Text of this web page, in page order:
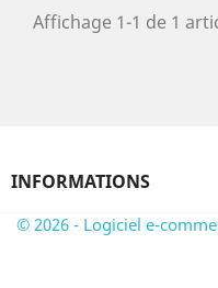
Affichage 1-1 de 1
INFORMATIONS
© 2026 - Logiciel e-